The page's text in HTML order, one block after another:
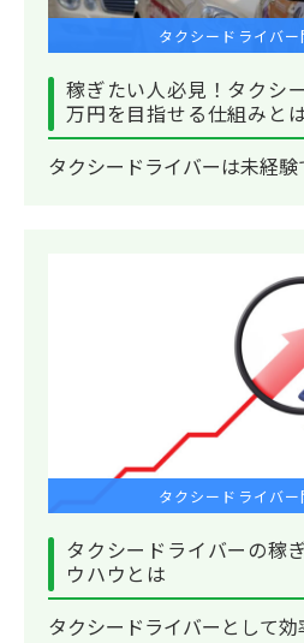
タクシードライバ
稼ぎたい人必見！タクシ
万円を目指せる仕組みと
タクシードライバーは未経験
タクシードライバ
タクシードライバーの稼
ウハウとは
タクシードライバーとして効